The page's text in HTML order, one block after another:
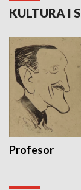
KULTURA I
Profesor